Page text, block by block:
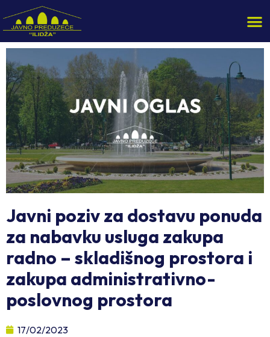
Javni poziv za dostavu ponuda
za nabavku usluga zakupa
radno – skladišnog prostora i
zakupa administrativno-
poslovnog prostora
17/02/2023